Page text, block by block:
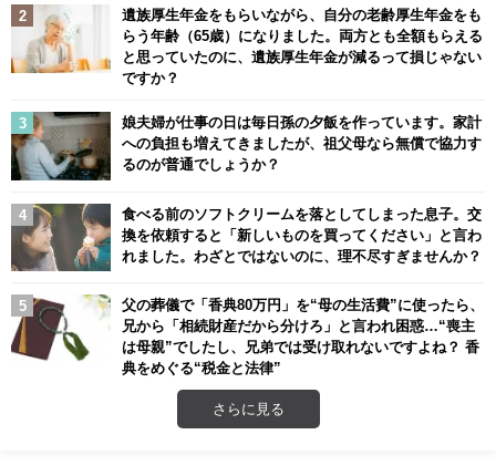
遺族厚生年金をもらいながら、自分の老齢厚生年金をも
らう年齢（65歳）になりました。両方とも全額もらえる
と思っていたのに、遺族厚生年金が減るって損じゃない
ですか？
娘夫婦が仕事の日は毎日孫の夕飯を作っています。家計
への負担も増えてきましたが、祖父母なら無償で協力す
るのが普通でしょうか？
食べる前のソフトクリームを落としてしまった息子。交
換を依頼すると「新しいものを買ってください」と言わ
れました。わざとではないのに、理不尽すぎませんか？
父の葬儀で「香典80万円」を“母の生活費”に使ったら、
兄から「相続財産だから分けろ」と言われ困惑…“喪主
は母親”でしたし、兄弟では受け取れないですよね？ 香
典をめぐる“税金と法律”
さらに見る